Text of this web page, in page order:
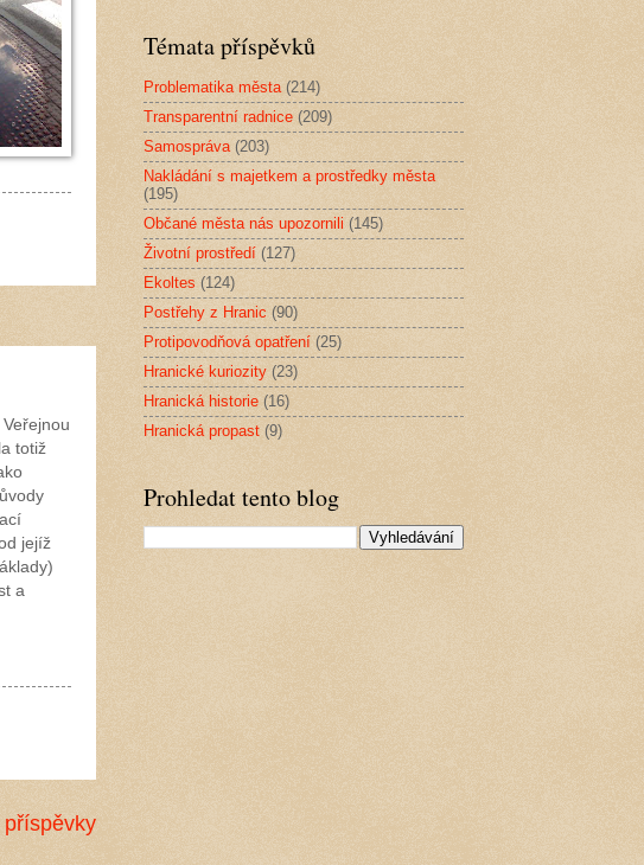
totiž
jejíž
a
příspěvky
Témata příspěvků
Problematika města (214)
Transparentní radnice (209)
Samospráva (203)
Nakládání s majetkem a prostředky města
(195)
Občané města nás upozornili (145)
Životní prostředí (127)
Ekoltes (124)
Postřehy z Hranic (90)
Protipovodňová opatření (25)
Hranické kuriozity (23)
Hranická historie (16)
Hranická propast (9)
Prohledat tento blog